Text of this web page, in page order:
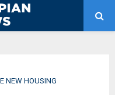
NEW HOUSING